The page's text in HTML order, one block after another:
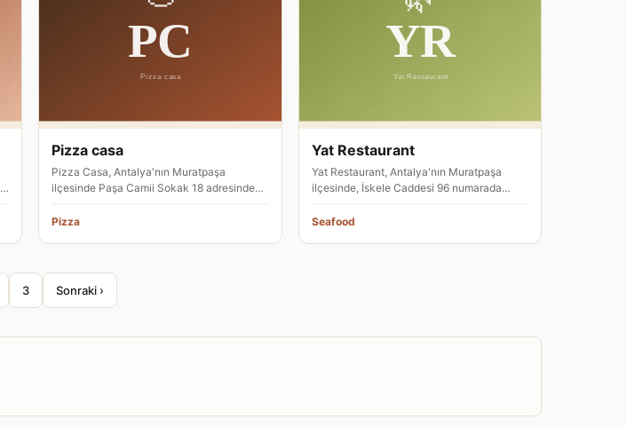
Pizza casa
Pizza Casa, Antalya'nın Muratpaşa
ilçesinde Paşa Camii Sokak 18 adresinde
hizmet veren bir pizza restoranıdır.…
Pizza
Yat Restaurant
Yat Restaurant, Antalya'nın Muratpaşa
ilçesinde, İskele Caddesi 96 numarada
hizmet veren bir İtalyan restoranı…
Seafood
3 Sonraki ›